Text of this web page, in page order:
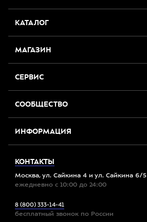
КАТАЛОГ
МАГАЗИН
СЕРВИС
СООБЩЕСТВО
ИНФОРМАЦИЯ
КОНТАКТЫ
Москва, ул. Сайкина 4 и ул. Сайкина 6/5
ежедневно с 10:00 до 24:00
8 (800) 333-14-41
бесплатный звонок по России